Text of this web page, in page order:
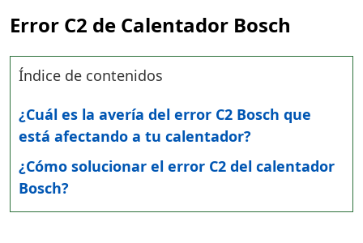
Error C2 de Calentador Bosch
Índice de contenidos
¿Cuál es la avería del error C2 Bosch que
está afectando a tu calentador?
¿Cómo solucionar el error C2 del calentador
Bosch?